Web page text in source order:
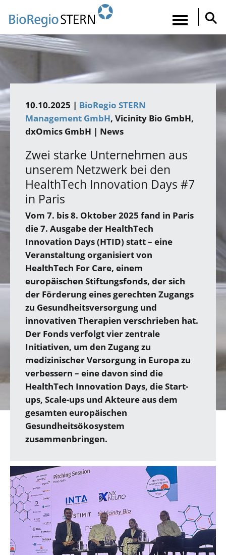
zum
Inhalt
10.10.2025 | BioRegio STERN
Management GmbH Vicinity Bio GmbH,
dxOmics GmbH | News
Zwei starke Unternehmen aus
unserem Netzwerk bei den
HealthTech Innovation Days #7
in Paris
Vom 7. bis 8. Oktober 2025 fand in Paris
die 7. Ausgabe der HealthTech
Innovation Days (HTID) statt – eine
Veranstaltung organisiert von
HealthTech For Care, einem
europäischen Stiftungsfonds, der sich
der Förderung eines gerechten Zugangs
zu Gesundheitsversorgung und
innovativen Therapien verschrieben hat.
Der Fonds verfolgt vier zentrale
Initiativen, um den Zugang zu
medizinischer Versorgung in Europa zu
verbessern – eine davon sind die
HealthTech Innovation Days, die Start-
ups, Scale-ups und Akteure aus dem
gesamten europäischen
Gesundheitsökosystem
zusammenbringen.